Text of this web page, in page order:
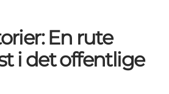
En rute
i det offentlige